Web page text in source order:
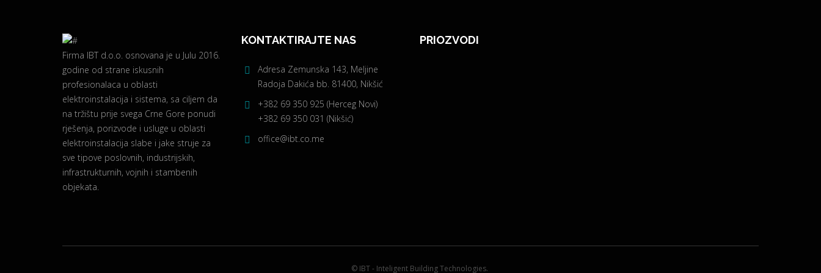
Firma IBT d.o.o. osnovana je u Julu 2016.
godine od strane iskusnih
profesionalaca u oblasti
elektroinstalacija i sistema, sa ciljem da
na tržištu prije svega Crne Gore ponudi
rješenja, porizvode i usluge u oblasti
elektroinstalacija slabe i jake struje za
sve tipove poslovnih, industrijskih,
infrastrukturnih, vojnih i stambenih
objekata.
KONTAKTIRAJTE NAS
Adresa Zemunska 143, Meljine
Radoja Dakića bb. 81400, Nikšić
+382 69 350 925 (Herceg Novi)
+382 69 350 031 (Nikšić)
office@ibt.co.me
PRIOZVODI
© IBT - Inteligent Building Technologies.